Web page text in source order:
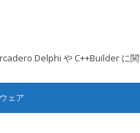
Delphi や C++Builder に
ェア